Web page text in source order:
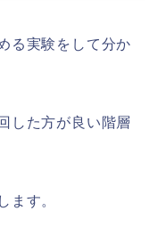
る実験をして分か
した方が良い階層
ます。